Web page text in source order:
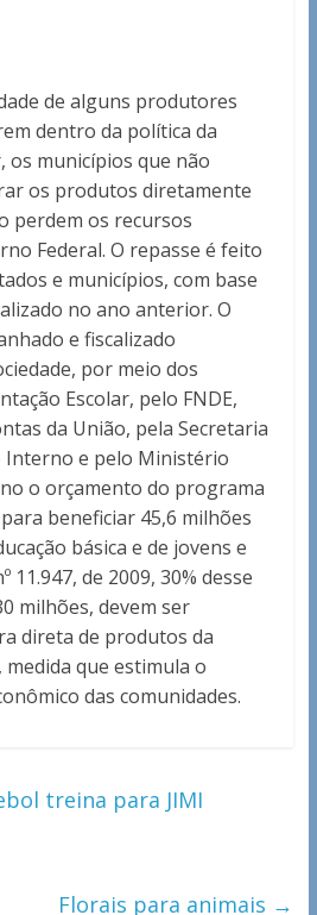
de alguns produtores
dentro da política da
os municípios que não
os produtos diretamente
perdem os recursos
Federal. O repasse é feito
e municípios, com base
no ano anterior. O
e fiscalizado
por meio dos
Escolar, pelo FNDE,
da União, pela Secretaria
Interno e pelo Ministério
o orçamento do programa
beneficiar 45,6 milhões
básica e de jovens e
11.947, de 2009, 30% desse
milhões, devem ser
direta de produtos da
que estimula o
das comunidades.
treina para JIMI
Florais para animais →